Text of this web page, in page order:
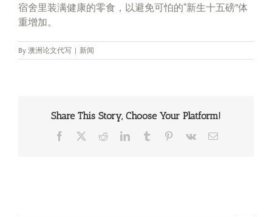
宿舍里装满健康的零食，以避免可怕的“新生十五磅”体
重增加。
By 澳洲论文代写 | 新闻
Share This Story, Choose Your Platform!
Facebook RedditLinkedInTumblr Pinterest
Vk Email